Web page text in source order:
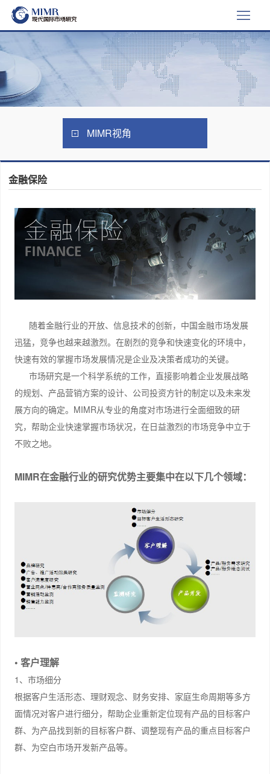
MIMR视角
金融保险
随着金融行业的开放、信息技术的创新，中国金融市场发展
迅猛，竞争也越来越激烈。在剧烈的竞争和快速变化的环境中，
快速有效的掌握市场发展情况是企业及决策者成功的关键。
市场研究是一个科学系统的工作，直接影响着企业发展战略
的规划、产品营销方案的设计、公司投资方针的制定以及未来发
展方向的确定。MIMR从专业的角度对市场进行全面细致的研
究，帮助企业快速掌握市场状况，在日益激烈的市场竞争中立于
不败之地。
MIMR在金融行业的研究优势主要集中在以下几个领域：
• 客户理解
1、市场细分
根据客户生活形态、理财观念、财务安排、家庭生命周期等多方
面情况对客户进行细分，帮助企业重新定位现有产品的目标客户
群、为产品找到新的目标客户群、调整现有产品的重点目标客户
群、为空白市场开发新产品等。